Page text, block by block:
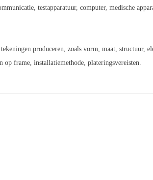
testapparatuur, computer, medische
produceren, zoals vorm, maat, structuur,
op frame, installatiemethode, plateringsvereisten.